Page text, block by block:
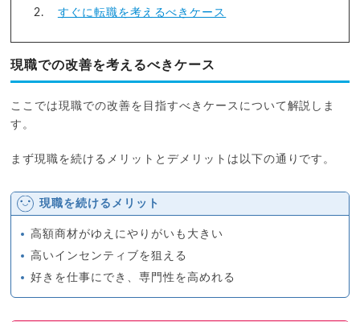
すぐに転職を考えるべきケース
現職での改善を考えるべきケース
ここでは現職での改善を目指すべきケースについて解説しま
す。
まず現職を続けるメリットとデメリットは以下の通りです。
現職を続けるメリット
高額商材がゆえにやりがいも大きい
高いインセンティブを狙える
好きを仕事にでき、専門性を高めれる